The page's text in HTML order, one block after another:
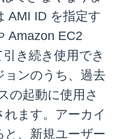
AMI ID を指定す
Amazon EC2
き続き使用でき
ョンのうち、過去
の起動に使用さ
ます。アーカイ
と、新規ユーザー